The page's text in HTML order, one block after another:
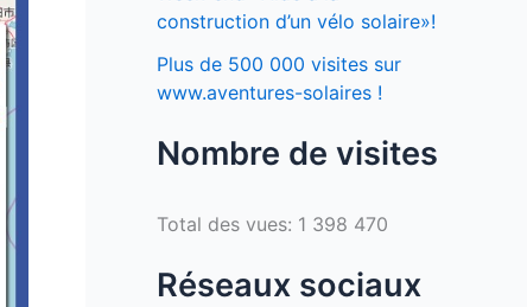
construction d’un vélo solaire»!
Plus de 500 000 visites sur
www.aventures-solaires !
Nombre de visites
Total des vues: 1 398 470
Réseaux sociaux